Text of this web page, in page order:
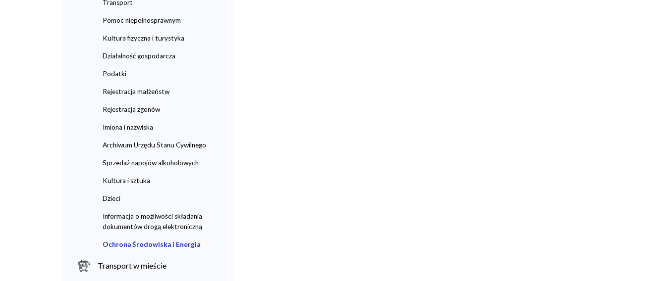
Transport
Pomoc niepełnosprawnym
Kultura fizyczna i turystyka
Działalność gospodarcza
Podatki
Rejestracja małżeństw
Rejestracja zgonów
Imiona i nazwiska
Archiwum Urzędu Stanu Cywilnego
Sprzedaż napojów alkoholowych
Kultura i sztuka
Dzieci
Informacja o możliwości składania
dokumentów drogą elektroniczną
Ochrona Środowiska i Energia
Transport w mieście